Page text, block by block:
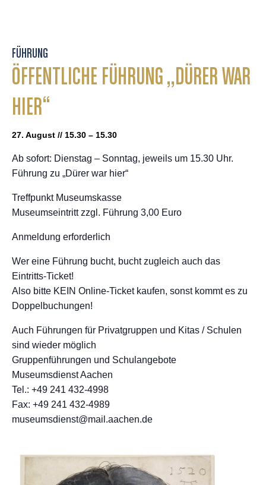
FÜHRUNG
ÖFFENTLICHE FÜHRUNG „DÜRER WAR
HIER“
27. August // 15.30 – 15.30
Ab sofort: Dienstag – Sonntag, jeweils um 15.30 Uhr.
Führung zu „Dürer war hier“
Treffpunkt Museumskasse
Museumseintritt zzgl. Führung 3,00 Euro
Anmeldung erforderlich
Wer eine Führung bucht, bucht zugleich auch das
Eintritts-Ticket!
Also bitte KEIN Online-Ticket kaufen, sonst kommt es zu
Doppelbuchungen!
Auch Führungen für Privatgruppen und Kitas / Schulen
sind wieder möglich
Gruppenführungen und Schulangebote
Museumsdienst Aachen
Tel.: +49 241 432-4998
Fax: +49 241 432-4989
museumsdienst@mail.aachen.de